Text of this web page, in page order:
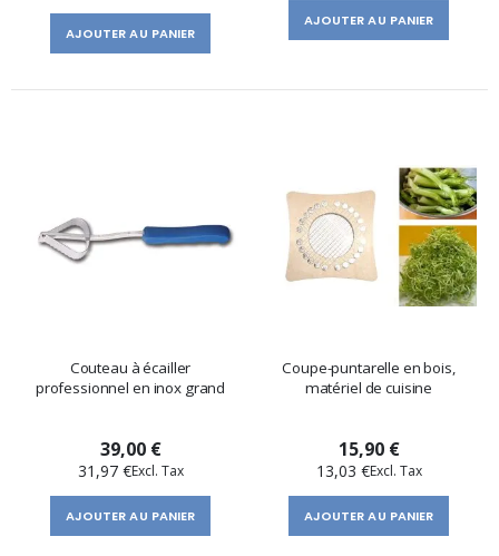
AJOUTER AU PANIER
AJOUTER AU PANIER
Couteau à écailler
professionnel en inox grand
39,00 €
31,97 €
AJOUTER AU PANIER
Coupe-puntarelle en bois,
matériel de cuisine
15,90 €
13,03 €
AJOUTER AU PANIER